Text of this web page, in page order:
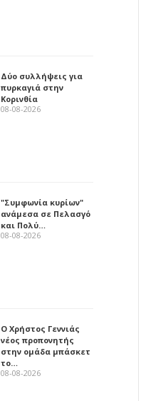
Δύο συλλήψεις για
πυρκαγιά στην
Κορινθία
08-08-2026
"Συμφωνία κυρίων"
ανάμεσα σε Πελασγό
και Πολύ…
08-08-2026
Ο Χρήστος Γεννιάς
νέος προπονητής
στην ομάδα μπάσκετ
το…
08-08-2026